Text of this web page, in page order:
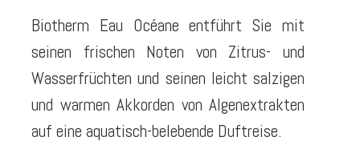
Biotherm Eau Océane entführt Sie mit
seinen frischen Noten von Zitrus- und
Wasserfrüchten und seinen leicht salzigen
und warmen Akkorden von Algenextrakten
auf eine aquatisch-belebende Duftreise.